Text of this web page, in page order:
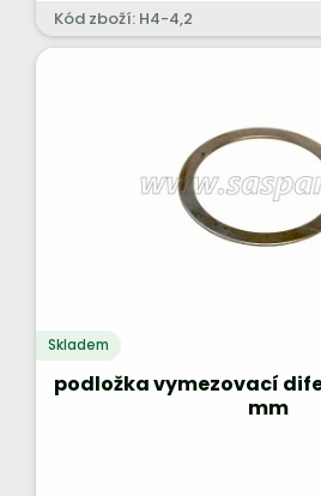
Kód zboží: H4-4,2
Skladem
podložka vymezovací
mm